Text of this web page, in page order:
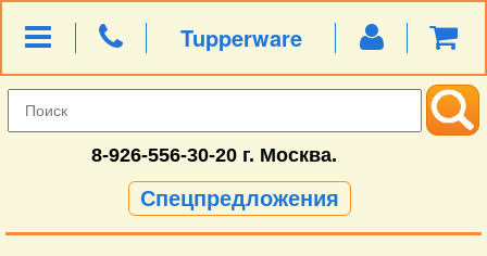
Tupperware
8-926-556-30-20г. Москва.
Спецпредложения